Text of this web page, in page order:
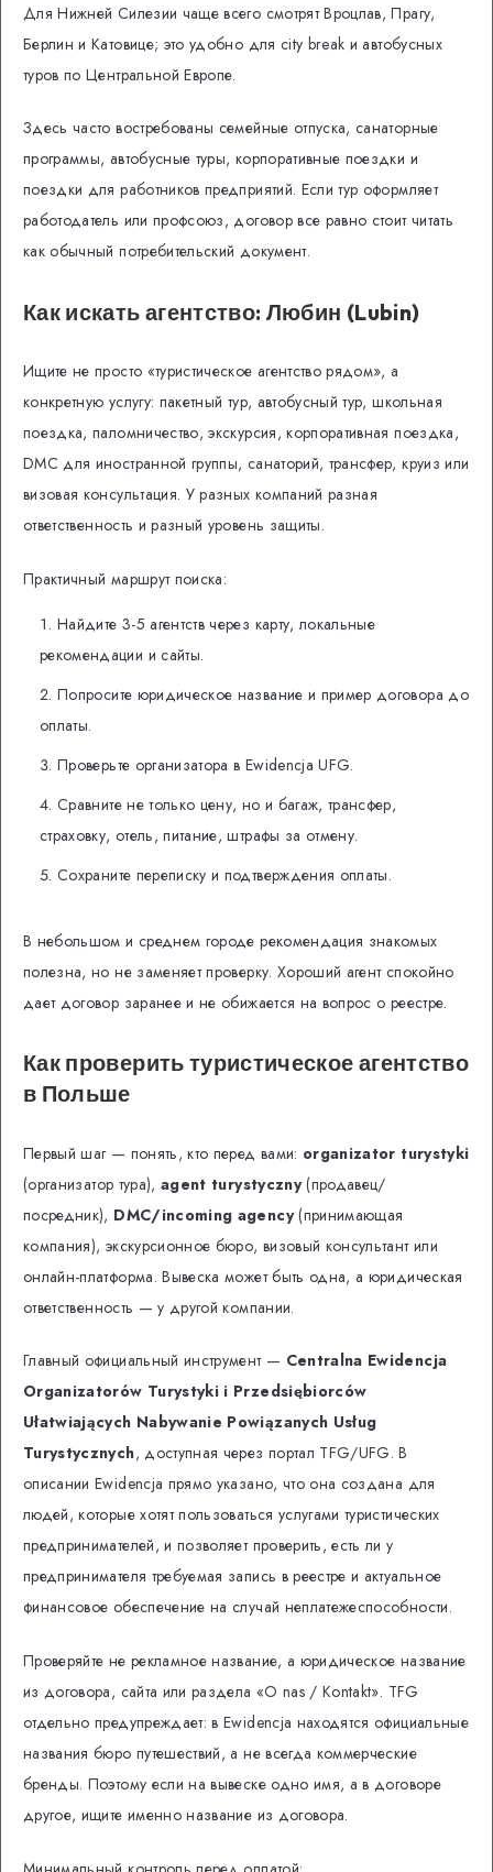
Для Нижней Силезии чаще всего смотрят Вроцлав, Прагу,
Берлин и Катовице; это удобно для city break и автобусных
туров по Центральной Европе.
Здесь часто востребованы семейные отпуска, санаторные
программы, автобусные туры, корпоративные поездки и
поездки для работников предприятий. Если тур оформляет
работодатель или профсоюз, договор все равно стоит читать
как обычный потребительский документ.
Как искать агентство: Любин (Lubin)
Ищите не просто «туристическое агентство рядом», а
конкретную услугу: пакетный тур, автобусный тур, школьная
поездка, паломничество, экскурсия, корпоративная поездка,
DMC для иностранной группы, санаторий, трансфер, круиз или
визовая консультация. У разных компаний разная
ответственность и разный уровень защиты.
Практичный маршрут поиска:
Найдите 3-5 агентств через карту, локальные
рекомендации и сайты.
Попросите юридическое название и пример договора до
оплаты.
Проверьте организатора в Ewidencja UFG.
Сравните не только цену, но и багаж, трансфер,
страховку, отель, питание, штрафы за отмену.
Сохраните переписку и подтверждения оплаты.
В небольшом и среднем городе рекомендация знакомых
полезна, но не заменяет проверку. Хороший агент спокойно
дает договор заранее и не обижается на вопрос о реестре.
Как проверить туристическое агентство
в Польше
Первый шаг — понять, кто перед вами: organizator turystyki
(организатор тура), agent turystyczny(продавец/
посредник), DMC/incoming agency(принимающая
компания), экскурсионное бюро, визовый консультант или
онлайн-платформа. Вывеска может быть одна, а юридическая
ответственность — у другой компании.
Главный официальный инструмент — Centralna Ewidencja
Organizatorów Turystyki i Przedsiębiorców
Ułatwiających Nabywanie Powiązanych Usług
Turystycznych, доступная через портал TFG/UFG. В
описании Ewidencja прямо указано, что она создана для
людей, которые хотят пользоваться услугами туристических
предпринимателей, и позволяет проверить, есть ли у
предпринимателя требуемая запись в реестре и актуальное
финансовое обеспечение на случай неплатежеспособности.
Проверяйте не рекламное название, а юридическое название
из договора, сайта или раздела «O nas / Kontakt». TFG
отдельно предупреждает: в Ewidencja находятся официальные
названия бюро путешествий, а не всегда коммерческие
бренды. Поэтому если на вывеске одно имя, а в договоре
другое, ищите именно название из договора.